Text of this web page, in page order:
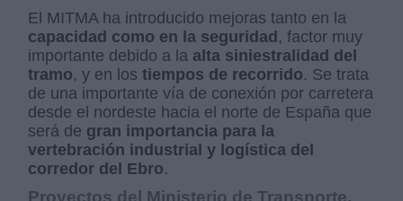
El MITMA ha introducido mejoras tanto en la
capacidad como en la seguridad, factor muy
importante debido a la alta siniestralidad del
tramo, y en los tiempos de recorrido. Se trata
de una importante vía de conexión por carretera
desde el nordeste hacia el norte de España que
será de gran importancia para la
vertebración industrial y logística del
corredor del Ebro.
Proyectos del Ministerio de Transporte,